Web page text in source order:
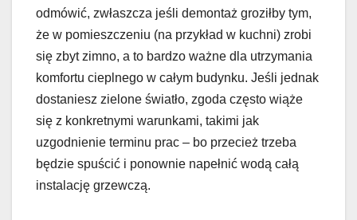
odmówić, zwłaszcza jeśli demontaż groziłby tym,
że w pomieszczeniu (na przykład w kuchni) zrobi
się zbyt zimno, a to bardzo ważne dla utrzymania
komfortu cieplnego w całym budynku. Jeśli jednak
dostaniesz zielone światło, zgoda często wiąże
się z konkretnymi warunkami, takimi jak
uzgodnienie terminu prac – bo przecież trzeba
będzie spuścić i ponownie napełnić wodą całą
instalację grzewczą.